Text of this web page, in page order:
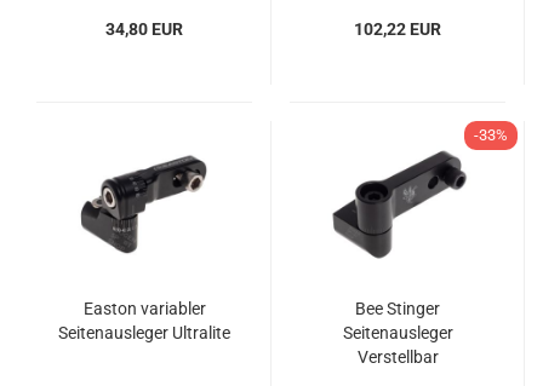
34,80 EUR 102,22 EUR
Easton variabler
Seitenausleger Ultralite
-33%
Bee Stinger
Seitenausleger
Verstellbar